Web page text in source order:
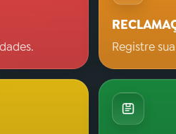
Registre